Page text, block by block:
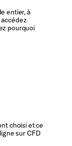
entier, à
pourquoi
choisi et ce
sur CFD